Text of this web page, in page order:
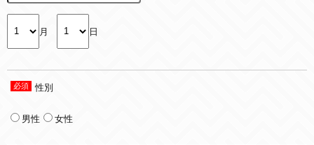
月 日
性別
男性 女性